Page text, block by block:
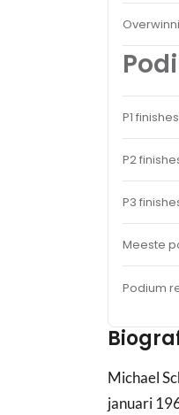
P1 finishes
P2
P3
Meeste
Podium
Michael
januari